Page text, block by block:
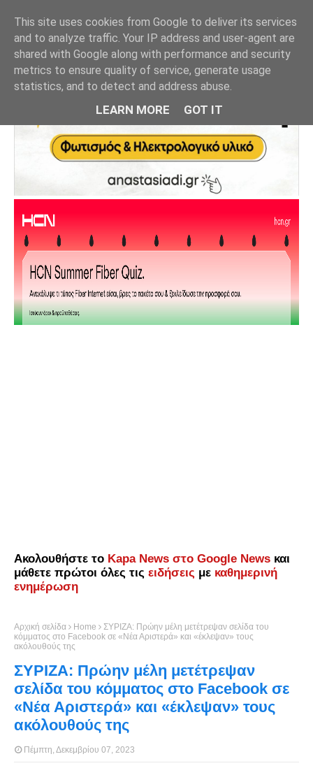
Ακολουθήστε το Kapa News στο Google News και
μάθετε πρώτοι όλες τις ειδήσεις με καθημερινή
ενημέρωση
Αρχική σελίδα Home
ΣΥΡΙΖΑ: Πρώην μέλη μετέτρεψαν σελίδα του
κόμματος στο Facebook σε «Νέα Αριστερά» και «έκλεψαν» τους
ακόλουθούς της
ΣΥΡΙΖΑ: Πρώην μέλη μετέτρεψαν
σελίδα του κόμματος στο Facebook σε
«Νέα Αριστερά» και «έκλεψαν» τους
ακόλουθούς της
Πέμπτη, Δεκεμβρίου 07, 2023
This site uses cookies from Google to deliver its services
and to analyze traffic. Your IP address and user-agent are
shared with Google along with performance and security
metrics to ensure quality of service, generate usage
statistics, and to detect and address abuse.
LEARN MORE GOT IT